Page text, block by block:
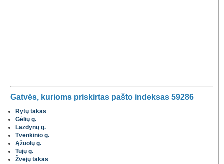
Gatvės, kurioms priskirtas pašto indeksas 59286
Rytų takas
Gėlių g.
Lazdynų g.
Tvenkinio g.
Ąžuolų g.
Tujų g.
Žvejų takas